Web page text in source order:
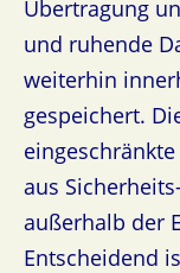
Übertragung
und ruhende
weiterhin
gespeichert.
aus
außerhalb der
Entscheidend